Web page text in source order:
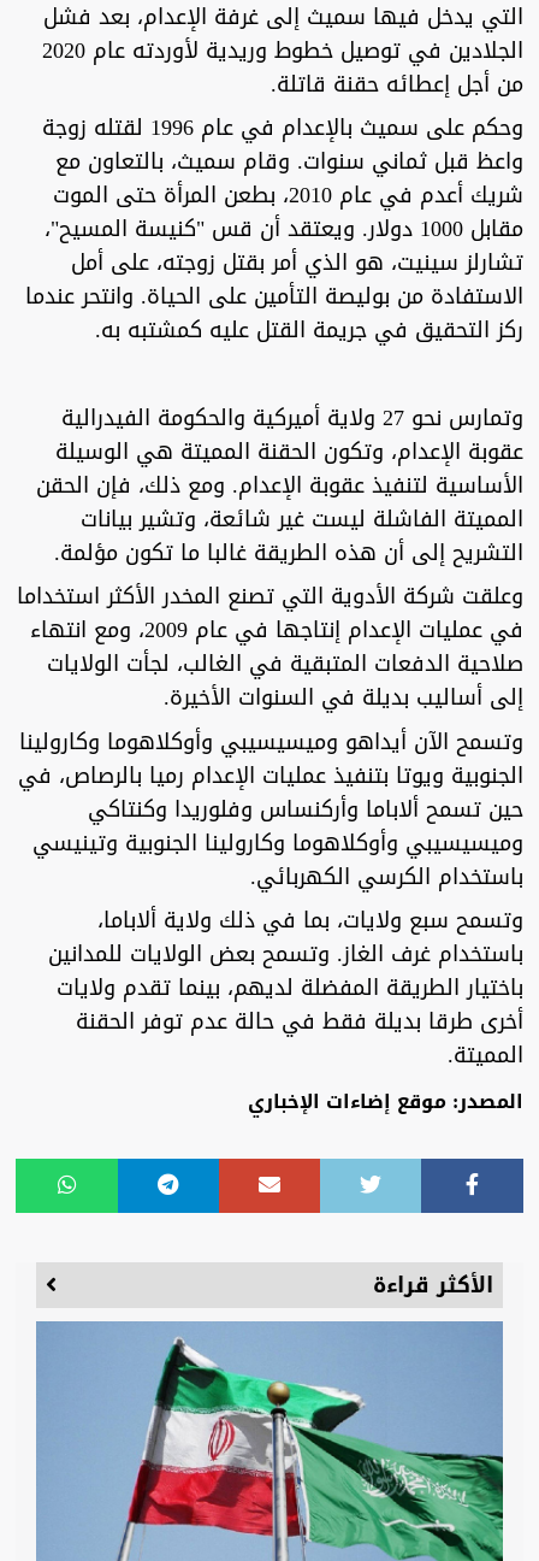
التي يدخل فيها سميث إلى غرفة الإعدام، بعد فشل
الجلادين في توصيل خطوط وريدية لأوردته عام 2020
من أجل إعطائه حقنة قاتلة.
وحكم على سميث بالإعدام في عام 1996 لقتله زوجة
واعظ قبل ثماني سنوات. وقام سميث، بالتعاون مع
شريك أعدم في عام 2010، بطعن المرأة حتى الموت
مقابل 1000 دولار. ويعتقد أن قس "كنيسة المسيح"،
تشارلز سينيت، هو الذي أمر بقتل زوجته، على أمل
الاستفادة من بوليصة التأمين على الحياة. وانتحر عندما
ركز التحقيق في جريمة القتل عليه كمشتبه به.
وتمارس نحو 27 ولاية أميركية والحكومة الفيدرالية
عقوبة الإعدام، وتكون الحقنة المميتة هي الوسيلة
الأساسية لتنفيذ عقوبة الإعدام. ومع ذلك، فإن الحقن
المميتة الفاشلة ليست غير شائعة، وتشير بيانات
التشريح إلى أن هذه الطريقة غالبا ما تكون مؤلمة.
وعلقت شركة الأدوية التي تصنع المخدر الأكثر استخداما
في عمليات الإعدام إنتاجها في عام 2009، ومع انتهاء
صلاحية الدفعات المتبقية في الغالب، لجأت الولايات
إلى أساليب بديلة في السنوات الأخيرة.
وتسمح الآن أيداهو وميسيسيبي وأوكلاهوما وكارولينا
الجنوبية ويوتا بتنفيذ عمليات الإعدام رميا بالرصاص، في
حين تسمح ألاباما وأركنساس وفلوريدا وكنتاكي
وميسيسيبي وأوكلاهوما وكارولينا الجنوبية وتينيسي
باستخدام الكرسي الكهربائي.
وتسمح سبع ولايات، بما في ذلك ولاية ألاباما،
باستخدام غرف الغاز. وتسمح بعض الولايات للمدانين
باختيار الطريقة المفضلة لديهم، بينما تقدم ولايات
أخرى طرقا بديلة فقط في حالة عدم توفر الحقنة
المميتة.
المصدر: موقع إضاءات الإخباري
الأكثر قراءة